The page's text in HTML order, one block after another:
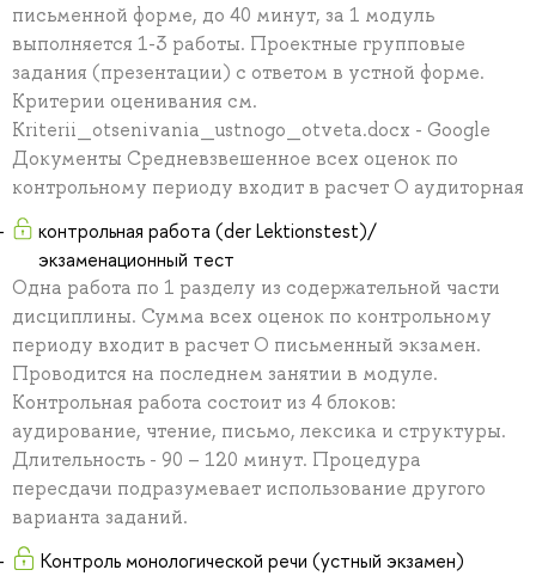
письменной форме, до 40 минут, за 1 модуль
выполняется 1-3 работы. Проектные групповые
задания (презентации) с ответом в устной форме.
Критерии оценивания см.
Kriterii_otsenivania_ustnogo_otveta.docx - Google
Документы Средневзвешенное всех оценок по
контрольному периоду входит в расчет О аудиторная
контрольная работа (der Lektionstest)/
экзаменационный тест
Одна работа по 1 разделу из содержательной части
дисциплины. Сумма всех оценок по контрольному
периоду входит в расчет О письменный экзамен.
Проводится на последнем занятии в модуле.
Контрольная работа состоит из 4 блоков:
аудирование, чтение, письмо, лексика и структуры.
Длительность - 90 – 120 минут. Процедура
пересдачи подразумевает использование другого
варианта заданий.
Контроль монологической речи (устный экзамен)